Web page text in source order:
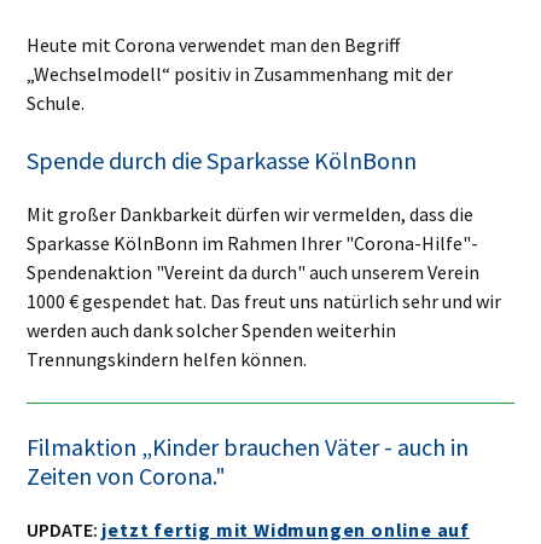
Heute mit Corona verwendet man den Begriff
„Wechselmodell“ positiv in Zusammenhang mit der
Schule.
Spende durch die Sparkasse KölnBonn
Mit großer Dankbarkeit dürfen wir vermelden, dass die
Sparkasse KölnBonn im Rahmen Ihrer "Corona-Hilfe"-
Spendenaktion "Vereint da durch" auch unserem Verein
1000 € gespendet hat. Das freut uns natürlich sehr und wir
werden auch dank solcher Spenden weiterhin
Trennungskindern helfen können.
Filmaktion „Kinder brauchen Väter - auch in
Zeiten von Corona."
UPDATE: jetzt fertig mit Widmungen online auf